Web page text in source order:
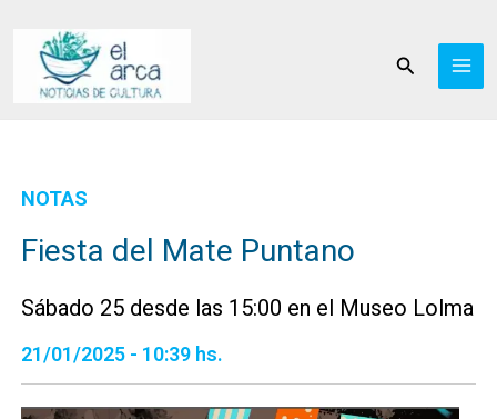
contenido
Buscar
NOTAS
Fiesta del Mate Puntano
Sábado 25 desde las 15:00 en el Museo Lolma
21/01/2025 - 10:39 hs.